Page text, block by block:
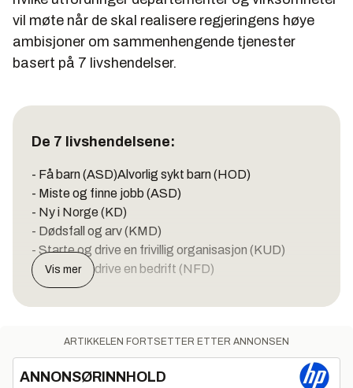
vil møte når de skal realisere regjeringens høye
ambisjoner om sammenhengende tjenester
basert på 7 livshendelser.
De 7 livshendelsene:
- Få barn (ASD)Alvorlig sykt barn (HOD)
- Miste og finne jobb (ASD)
- Ny i Norge (KD)
- Dødsfall og arv (KMD)
- Starte og drive en frivillig organisasjon (KUD)
- Starte og drive en bedrift (NFD)
Vis mer
ARTIKKELEN FORTSETTER ETTER ANNONSEN
ANNONSØRINNHOLD